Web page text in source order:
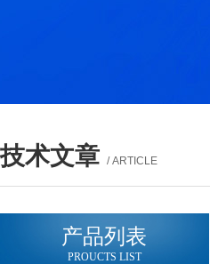
技术文章 / ARTICLE
产品列表
PROUCTS LIST